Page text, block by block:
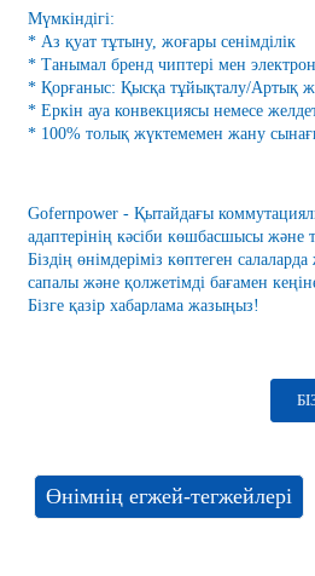
Мүмкіндігі:
* Аз қуат тұтыну, жоғары сенімділік
* Танымал бренд чиптері мен
* Қорғаныс: Қысқа тұйықталу/Артық
* Еркін ауа конвекциясы немесе
* 100% толық жүктемемен жану
Gofernpower - Қытайдағы
адаптерінің кәсіби көшбасшысы және
Біздің өнімдеріміз көптеген
сапалы және қолжетімді бағамен
Бізге қазір хабарлама жазыңыз!
Өнімнің егжей-тегжейлері